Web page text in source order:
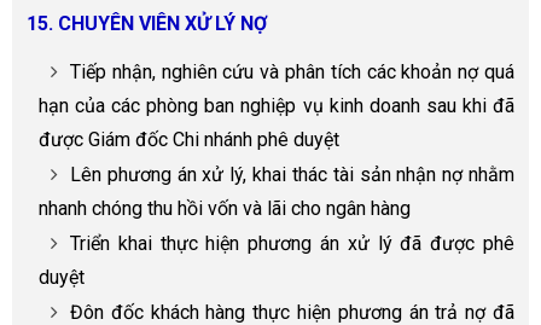
15. CHUYÊN VIÊN XỬ LÝ NỢ
Tiếp nhận, nghiên cứu và phân tích các khoản nợ quá
hạn của các phòng ban nghiệp vụ kinh doanh sau khi đã
được Giám đốc Chi nhánh phê duyệt
Lên phương án xử lý, khai thác tài sản nhận nợ nhằm
nhanh chóng thu hồi vốn và lãi cho ngân hàng
Triển khai thực hiện phương án xử lý đã được phê
duyệt
Đôn đốc khách hàng thực hiện phương án trả nợ đã